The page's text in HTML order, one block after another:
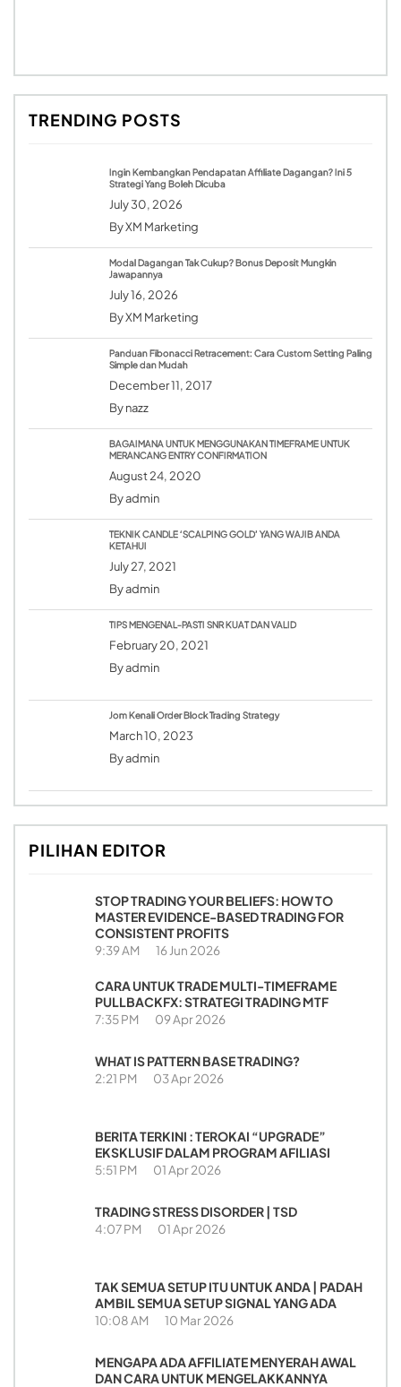
TRENDING POSTS
Ingin Kembangkan Pendapatan Affiliate Dagangan? Ini 5
Strategi Yang Boleh Dicuba
July 30, 2026
ByXM Marketing
Modal Dagangan Tak Cukup? Bonus Deposit Mungkin
Jawapannya
July 16, 2026
ByXM Marketing
Panduan Fibonacci Retracement: Cara Custom Setting Paling
Simple dan Mudah
December 11, 2017
Bynazz
BAGAIMANA UNTUK MENGGUNAKAN TIMEFRAME UNTUK
MERANCANG ENTRY CONFIRMATION
August 24, 2020
Byadmin
TEKNIK CANDLE ‘SCALPING GOLD’ YANG WAJIB ANDA
KETAHUI
July 27, 2021
Byadmin
TIPS MENGENAL-PASTI SNR KUAT DAN VALID
February 20, 2021
Byadmin
Jom Kenali Order Block Trading Strategy
March 10, 2023
Byadmin
PILIHAN EDITOR
STOP TRADING YOUR BELIEFS: HOW TO
MASTER EVIDENCE-BASED TRADING FOR
CONSISTENT PROFITS
9:39 AM 16 Jun 2026
CARA UNTUK TRADE MULTI-TIMEFRAME
PULLBACKFX: STRATEGI TRADING MTF
7:35 PM 09 Apr 2026
WHAT IS PATTERN BASE TRADING?
2:21 PM 03 Apr 2026
BERITA TERKINI : TEROKAI “UPGRADE”
EKSKLUSIF DALAM PROGRAM AFILIASI
5:51 PM 01 Apr 2026
TRADING STRESS DISORDER | TSD
4:07 PM 01 Apr 2026
TAK SEMUA SETUP ITU UNTUK ANDA | PADAH
AMBIL SEMUA SETUP SIGNAL YANG ADA
10:08 AM 10 Mar 2026
MENGAPA ADA AFFILIATE MENYERAH AWAL
DAN CARA UNTUK MENGELAKKANNYA